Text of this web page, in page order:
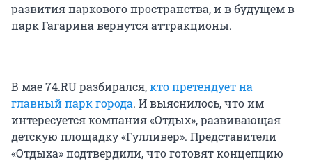
развития паркового пространства, и в будущем в
парк Гагарина вернутся аттракционы.
В мае 74.RU разбирался,кто претендует на
главный парк города. И выяснилось, что им
интересуется компания «Отдых», развивающая
детскую площадку «Гулливер». Представители
«Отдыха» подтвердили, что готовят концепцию